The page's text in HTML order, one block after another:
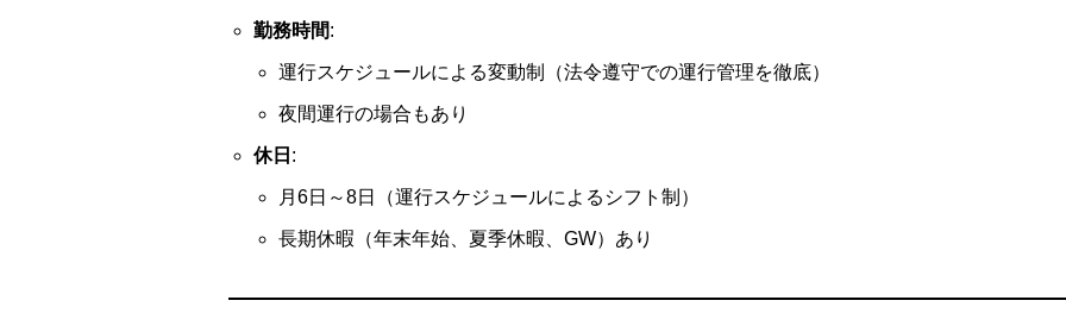
勤務時間:
運行スケジュールによる変動制（法令遵守での運行管理を徹底）
夜間運行の場合もあり
休日 :
月6日～8日（運行スケジュールによるシフト制）
長期休暇（年末年始、夏季休暇、GW）あり